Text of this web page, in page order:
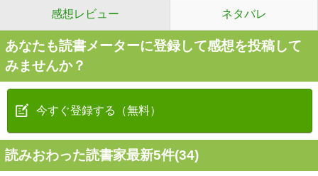
感想レビュー ネタバレ
あなたも読書メーターに登録して感想を投稿して
みませんか？
今すぐ登録する（無料）
読みおわった読書家最新5件(34)